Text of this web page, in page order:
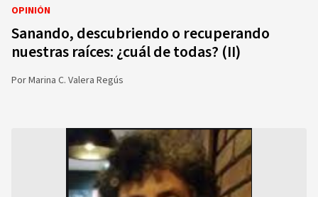
OPINIÓN
Sanando, descubriendo o recuperando
nuestras raíces: ¿cuál de todas? (II)
PorMarina C. Valera Regús